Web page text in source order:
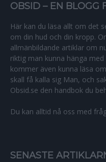
OBSID – EN BLOGG
Här kan du läsa allt om det
om din hud och din kropp.
allmänbildande artiklar om
riktig man kunna hänga
kommer även kunna läsa
skall få kalla sig Man, och
Obsid.se den handbok du
Du kan alltid nå oss med
SENASTE